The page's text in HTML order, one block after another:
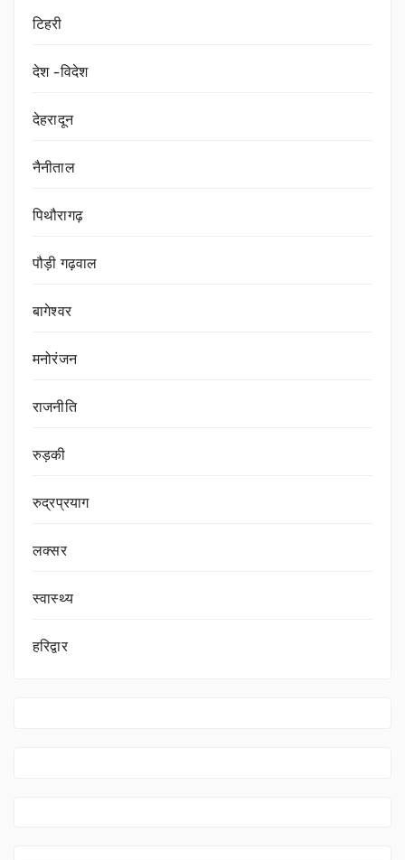
टिहरी
देश -विदेश
देहरादून
नैनीताल
पिथौरागढ़
पौड़ी गढ़वाल
बागेश्वर
मनोरंजन
राजनीति
रुड़की
रुद्रप्रयाग
लक्सर
स्वास्थ्य
हरिद्वार